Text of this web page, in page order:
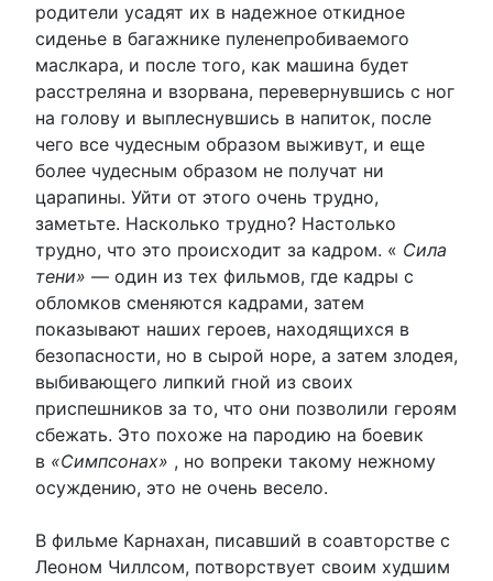
родители усадят их в надежное откидное
сиденье в багажнике пуленепробиваемого
маслкара, и после того, как машина будет
расстреляна и взорвана, перевернувшись с ног
на голову и выплеснувшись в напиток, после
чего все чудесным образом выживут, и еще
более чудесным образом не получат ни
царапины. Уйти от этого очень трудно,
заметьте. Насколько трудно? Настолько
трудно, что это происходит за кадром. « Сила
тени» — один из тех фильмов, где кадры с
обломков сменяются кадрами, затем
показывают наших героев, находящихся в
безопасности, но в сырой норе, а затем злодея,
выбивающего липкий гной из своих
приспешников за то, что они позволили героям
сбежать. Это похоже на пародию на боевик
в «Симпсонах» , но вопреки такому нежному
осуждению, это не очень весело.
В фильме Карнахан, писавший в соавторстве с
Леоном Чиллсом, потворствует своим худшим